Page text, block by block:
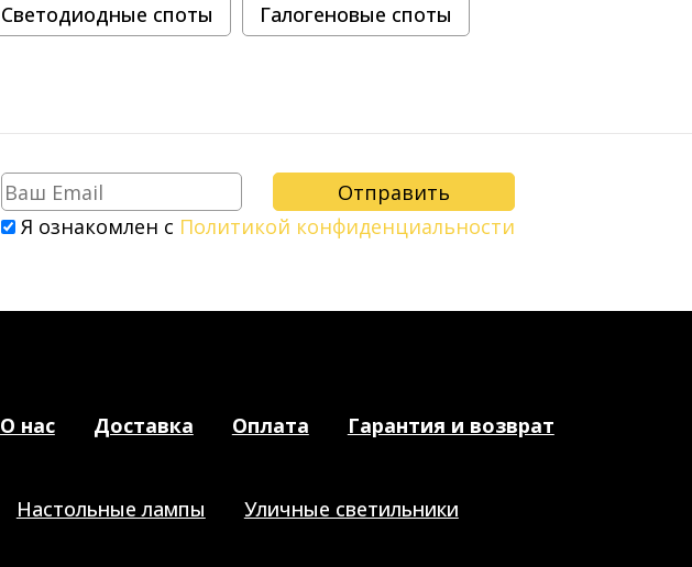
Светодиодные споты Галогеновые споты
Я ознакомлен с Политикой конфиденциальности
О нас Доставка Оплата
Гарантия и возврат
Настольные лампы
Уличные светильники